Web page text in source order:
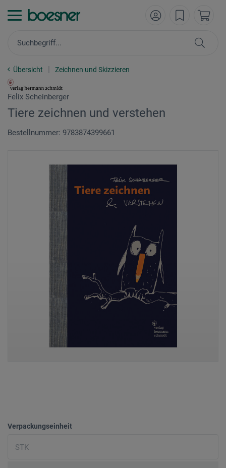
Übersicht Zeichnen und Skizzieren
Felix Scheinberger
Tiere zeichnen und verstehen
Bestellnummer: 9783874399661
Verpackungseinheit